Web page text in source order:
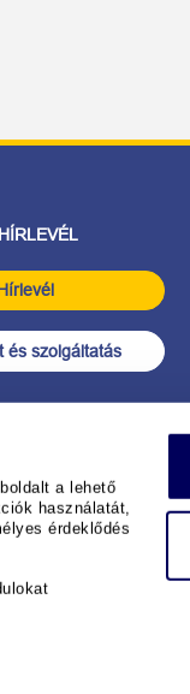
a lehető
használatát,
érdeklődés
és szolgáltatás